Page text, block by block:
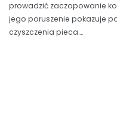
prowadzić zaczopowanie
jego poruszenie pokazuje
czyszczenia pieca….